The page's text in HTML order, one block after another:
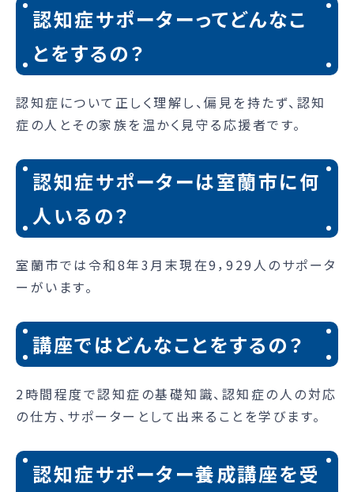
認知症サポーターってどんなこ
とをするの？
認知症について正しく理解し、偏見を持たず、認知
症の人とその家族を温かく見守る応援者です。
認知症サポーターは室蘭市に何
人いるの？
室蘭市では令和8年3月末現在9，929人のサポータ
ーがいます。
講座ではどんなことをするの？
2時間程度で認知症の基礎知識、認知症の人の対応
の仕方、サポーターとして出来ることを学びます。
認知症サポーター養成講座を受